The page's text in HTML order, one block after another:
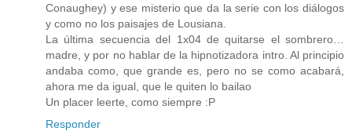
Conaughey) y ese misterio que da la serie con los diálogos
y como no los paisajes de Lousiana.
La última secuencia del 1x04 de quitarse el sombrero…
madre, y por no hablar de la hipnotizadora intro. Al principio
andaba como, que grande es, pero no se como acabará,
ahora me da igual, que le quiten lo bailao
Un placer leerte, como siempre :P
Responder